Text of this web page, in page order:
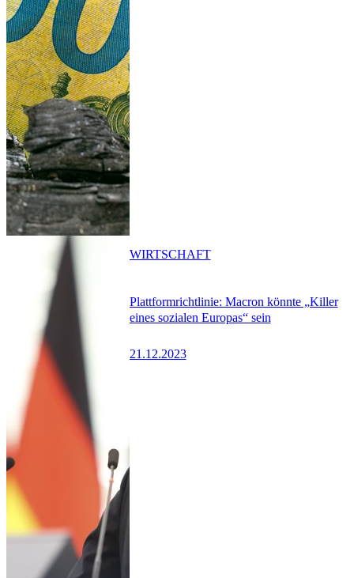
Plattformrichtlinie: Macron könnte „Killer
eines sozialen Europas“ sein
21.12.2023
WIRTSCHAFT